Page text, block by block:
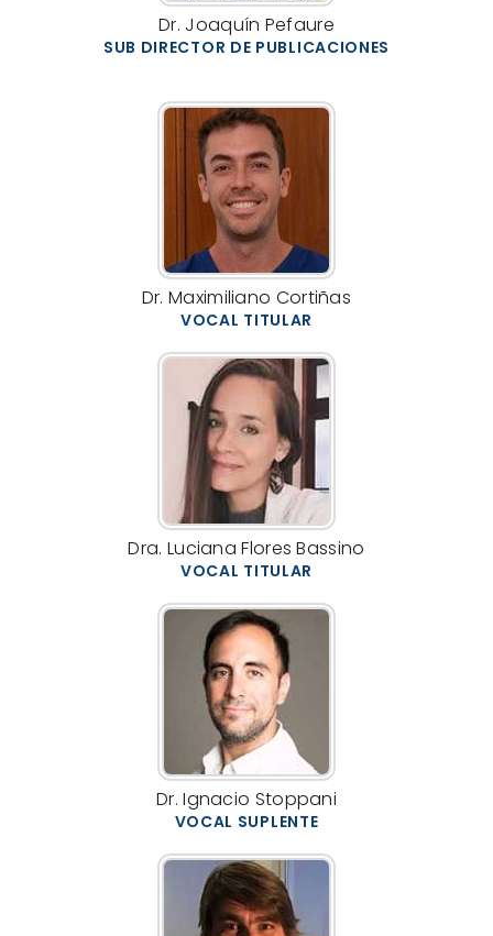
Dr. Joaquín Pefaure
SUB DIRECTOR DE PUBLICACIONES
Dr. Maximiliano Cortiñas
VOCAL TITULAR
Dra. Luciana Flores Bassino
VOCAL TITULAR
Dr. Ignacio Stoppani
VOCAL SUPLENTE